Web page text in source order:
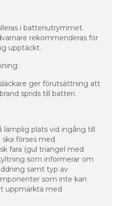
i batteriutrymmet.
rekommenderas för
upptäckt.
ger förutsättning att
sprids till batteri.
lämplig plats vid ingång till
förses med
fara (gul triangel med
som informerar om
samt typ av
som inte kan
uppmärkta med